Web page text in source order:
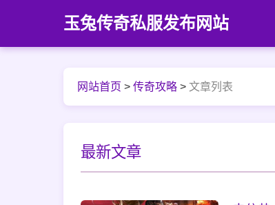
玉兔传奇私服发布网站
网站首页 > 传奇攻略 > 文章列表
最新文章